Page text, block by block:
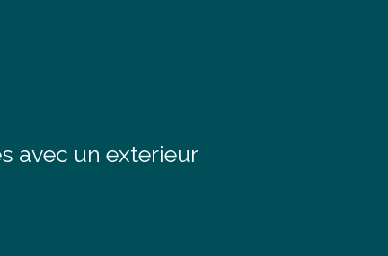
avec un exterieur